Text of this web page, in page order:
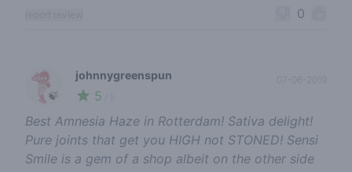
0
🍃
johnnygreenspun
5
Best Amnesia Haze in Rotterdam! Sativa delight!
Pure joints that get you HIGH not STONED! Sensi
Smile is a gem of a shop albeit on the other side